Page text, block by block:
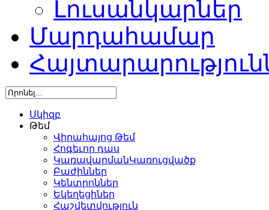
Լուսանկարներ
Մարդահամար
Սկիզբ
Թեմ
Վիրահայոց Թեմ
Հոգեւոր դաս
ԿառավարմանԿառուցվածք
Բաժիններ
Կենտրոններ
Եկեղեցիներ
Հաշվետվություն